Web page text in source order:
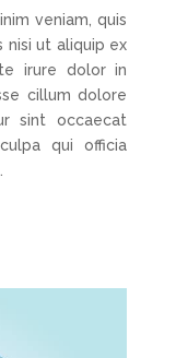
veniam, quis
nisi ut aliquip ex
irure dolor in
cillum dolore
sint occaecat
qui officia